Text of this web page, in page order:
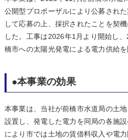
公開型プロポーザルにより公募され
して応募の上、採択されたことを契
した。工事は2026年1月より開始し
橋市への太陽光発電による電力供給を
●本事業の効果
本事業は、当社が前橋市水道局の土
設置し、発電した電力を同局の各施
により市では土地の賃借料収入や電